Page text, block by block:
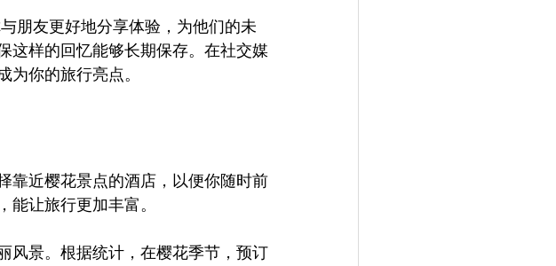
朋友更好地分享体验，为他们的未
这样的回忆能够长期保存。在社交媒
你的旅行亮点。
靠近樱花景点的酒店，以便你随时前
让旅行更加丰富。
风景。根据统计，在樱花季节，预订